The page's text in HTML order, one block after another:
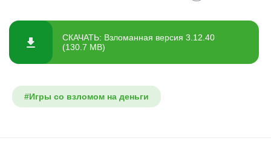
СКАЧАТЬ: Взломанная версия 3.12.40
(130.7 MB)
#Игры со взломом на деньги